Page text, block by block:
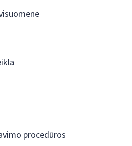
procedūros